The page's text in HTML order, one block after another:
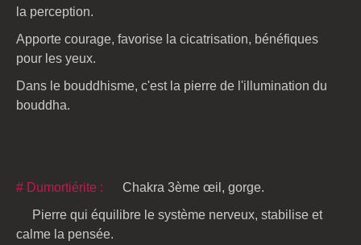
la perception.
Apporte courage, favorise la cicatrisation, bénéfiques
pour les yeux.
Dans le bouddhisme, c'est la pierre de l'illumination du
bouddha.
# Dumortiérite :
Chakra 3ème œil, gorge.
Pierre qui équilibre le système nerveux, stabilise et
calme la pensée.